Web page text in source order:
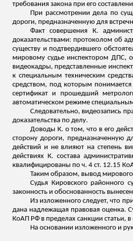
требования закона при его
При рассмотрении дела по
дороги, предназначенную для
Факт совершения К.
доказательствами: протоколом об
существу и подтвердившего
мировому судье инспектором ДПС,
видеокадры, представленные
к специальным техническим
средством, под которым
сертификат и прошедший
автоматическом режиме
Следовательно, видеозапись
доказательства по делу.
Доводы К. о том, что в его
сторону дороги, предназначенную
действий и не влияют на степень
действиях К. состава
квалифицированы по ч. 4 ст. 12.15
Таким образом, вывод
Судья Кировского районного
законность и обоснованность
Из изложенного следует, что
дана надлежащая правовая оценка.
КоАП РФ в пределах санкции статьи, в
На основании изложенного и